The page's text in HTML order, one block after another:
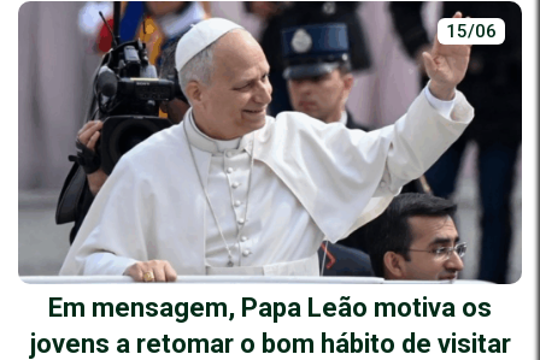
15/06
Em mensagem, Papa Leão motiva os
jovens a retomar o bom hábito de visitar